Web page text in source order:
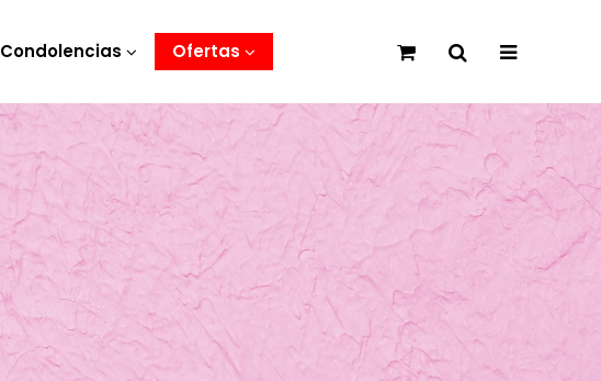
Condolencias Ofertas